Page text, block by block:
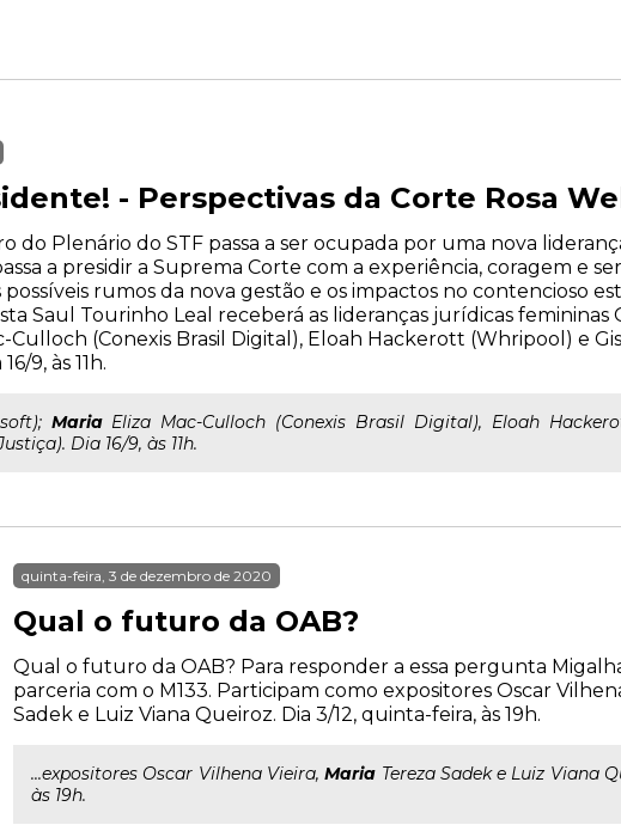
- Perspectivas da Corte Rosa
do Plenário do STF passa a ser ocupada por uma nova
a presidir a Suprema Corte com a experiência, coragem e
rumos da nova gestão e os impactos no contencioso
Saul Tourinho Leal receberá as lideranças jurídicas femininas
Culloch (Conexis Brasil Digital), Eloah Hackerott (Whripool) e
9, às 11h.
MariaEliza Mac-Culloch (Conexis Brasil Digital), Eloah
Dia 16/9, às 11h.
quinta-feira, 3 de dezembro de 2020
Qual o futuro da OAB?
Qual o futuro da OAB? Para responder a essa pergunta
parceria com o M133. Participam como expositores Oscar
Sadek e Luiz Viana Queiroz. Dia 3/12, quinta-feira, às 19h.
...expositores Oscar Vilhena Vieira,Maria Tereza Sadek e Luiz Viana
às 19h.